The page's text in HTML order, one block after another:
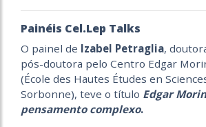
Painéis Cel.Lep Talks
O painel de Izabel Petraglia,
pós-doutora pelo Centro Edgar
(École des Hautes Études en
Sorbonne), teve o título Edgar
pensamento complexo.